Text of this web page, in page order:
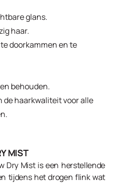
glans.
haar.
doorkammen en te
behouden.
haarkwaliteit voor alle
MIST
Dry Mist is een herstellende
tijdens het drogen flink wat